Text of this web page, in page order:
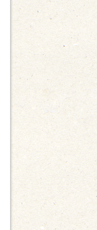
Иван-чай Вологодский